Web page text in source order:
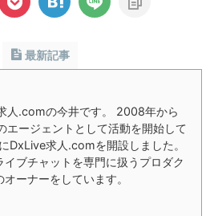
最新記事
人.comの今井です。 2008年から
エージェントとして活動を開始して
DxLive求人.comを開設しました。
イブチャットを専門に扱うプロダク
オーナーをしています。